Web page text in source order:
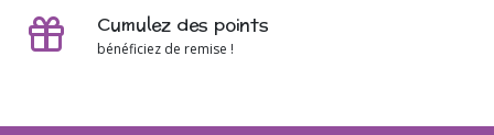
Cumulez des points
bénéficiez de remise !